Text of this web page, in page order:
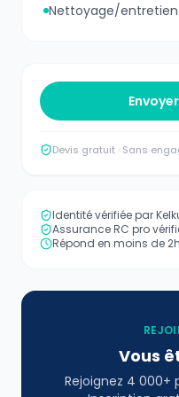
Nettoyage/
Devis gratuit · Sans
Identité vérifiée par
Assurance RC pro
Répond en moins de 2h
Vous
Rejoignez 4 000+